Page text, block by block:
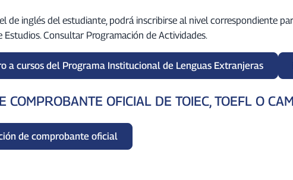
de inglés del estudiante, podrá inscribirse al nivel correspondiente
Consultar Programación de Actividades.
a cursos del Programa Institucional de Lenguas Extranjeras
COMPROBANTE OFICIAL DE TOIEC, TOEFL O
de comprobante oficial